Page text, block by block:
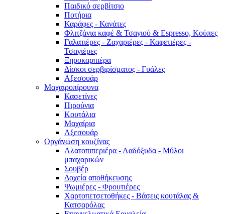
Παιδικό σερβίτσιο
Ποτήρια
Καράφες - Κανάτες
Φλιτζάνια καφέ & Τσαγιού & Espresso, Κούπες
Γαλατιέρες - Ζαχαριέρες - Καφετιέρες -
Τσαγιέρες
Ξηροκαρπιέρα
Δίσκοι σερβιρίσματος - Γυάλες
Αξεσουάρ
Μαχαιροπίρουνα
Κασετίνες
Πιρούνια
Κουτάλια
Μαχαίρια
Αξεσουάρ
Οργάνωση κουζίνας
Αλατοπιπεριέρα - Λαδόξυδα - Μύλοι
μπαχαρικών
Σουβέρ
Δοχεία αποθήκευσης
Ψωμιέρες - Φρουτιέρες
Χαρτοπετσετοθήκες - Βάσεις κουτάλας &
Κατσαρόλας